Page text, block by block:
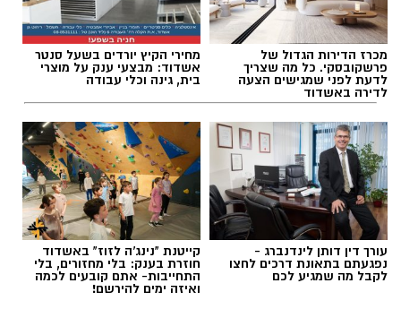
רוצה לעקוב אחרי הערוץ של הקבוצה "אשדוד נט"
ב-WhatsApp לחצו כאן
להורדת אפליקציה של אשדוד נט לחצו כאן
תגים:מכבי אשדוד, קודוס ווהאב מכרז הדירות הגדול של
פרשקובסקי. כל מה שצריך
לדעת לפני שמגישים הצעה
לדירה באשדוד
מחירי הקיץ יורדים בשעל סנטר
אשדוד: מבצעי ענק על מוצרי
בית, גינה וכלי עבודה
עורך דין דותן לינדנברג -
נפגעתם בתאונת דרכים לחצו
לקבל מה שמגיע לכם
קייטנת "נינג'ה לזוז" באשדוד
חוזרת בענק: בלי מחזורים, בלי
התחייבות- אתם קובעים לכמה
ואיזה ימים להירשם!